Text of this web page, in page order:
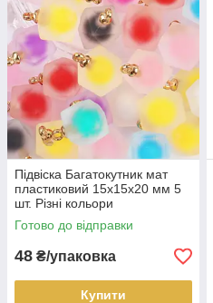
Підвіска Багатокутник мат
пластиковий 15х15х20 мм 5
шт. Різні кольори
Готово до відправки
48 ₴/упаковка
Купити